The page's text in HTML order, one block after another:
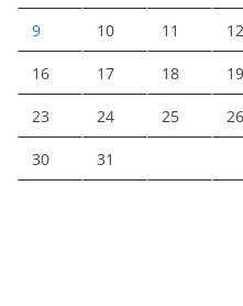
9 10 11 12
16 17 18 19
23 24 25 26
30 31